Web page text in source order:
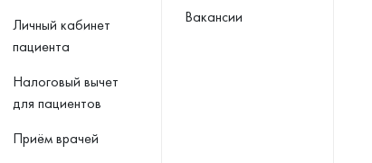
Личный кабинет
пациента
Налоговый вычет
для пациентов
Приём врачей
Вакансии